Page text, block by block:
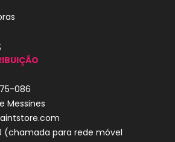
086
Messines
(chamada para rede móvel